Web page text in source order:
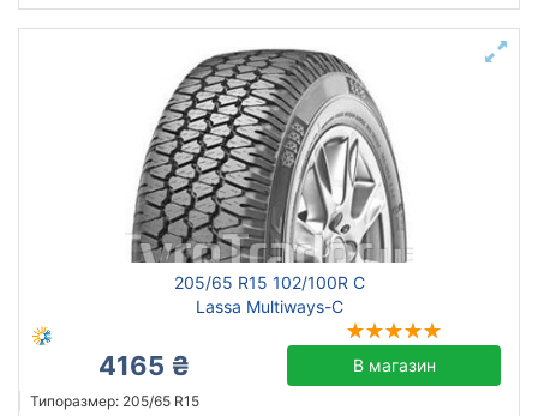
205/65 R15 102/100R C
Lassa Multiways-C
4165 ₴ В магазин
Типоразмер: 205/65 R15